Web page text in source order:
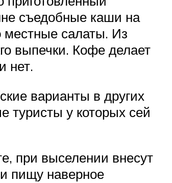
съедобные каши на
местные салаты. Из
выпечки. Кофе делает
нет.
варианты в других
туристы у которых сей
при выселении внесут
пищу наверное